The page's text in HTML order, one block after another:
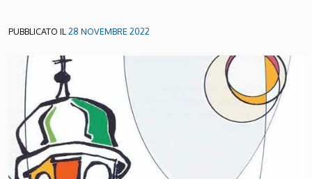
PUBBLICATO IL28 NOVEMBRE 2022